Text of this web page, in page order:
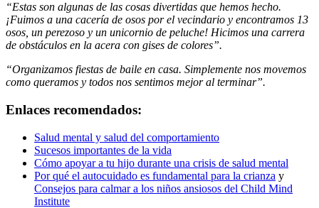
“Estas son algunas de las cosas divertidas que hemos hecho.
¡Fuimos a una cacería de osos por el vecindario y encontramos 13
osos, un perezoso y un unicornio de peluche! Hicimos una carrera
de obstáculos en la acera con gises de colores”.
“Organizamos fiestas de baile en casa. Simplemente nos movemos
como queramos y todos nos sentimos mejor al terminar”.
Enlaces recomendados:
Salud mental y salud del comportamiento
Sucesos importantes de la vida
Cómo apoyar a tu hijo durante una crisis de salud mental
Por qué el autocuidado es fundamental para la crianza y
Consejos para calmar a los niños ansiosos del Child Mind
Institute